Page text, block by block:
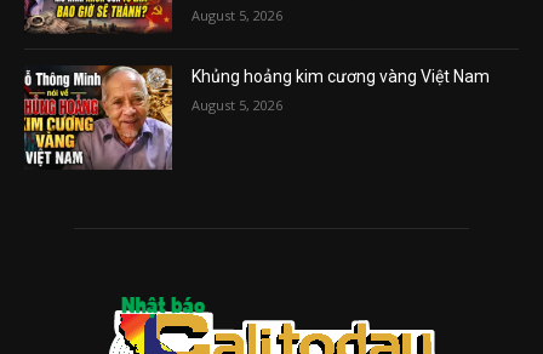
August 5, 2026
Khủng hoảng kim cương vàng Việt Nam
August 5, 2026